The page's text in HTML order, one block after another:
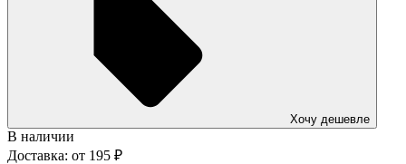
Хочу дешевле
В наличии
Доставка: от 195 ₽